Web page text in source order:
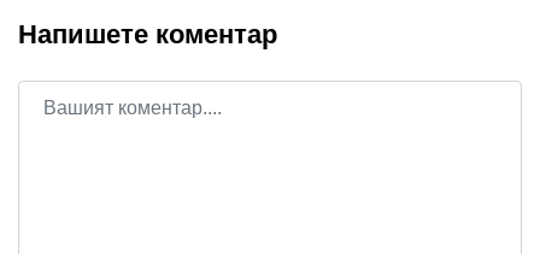
Напишете коментар